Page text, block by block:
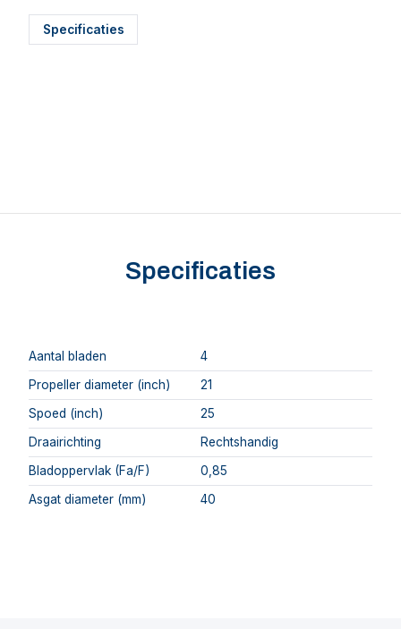
Specificaties
Specificaties
Aantal bladen
4
Propeller diameter (inch)
21
Spoed (inch)
25
Draairichting
Rechtshandig
Bladoppervlak (Fa/F)
0,85
Asgat diameter (mm)
40